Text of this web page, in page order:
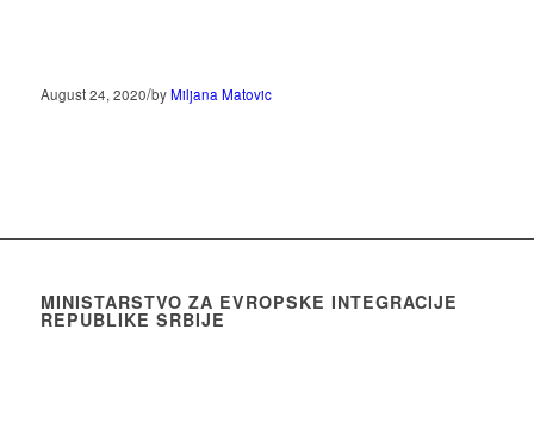
August 24, 2020/byMiljana Matovic
MINISTARSTVO ZA EVROPSKE INTEGRACIJE
REPUBLIKE SRBIJE